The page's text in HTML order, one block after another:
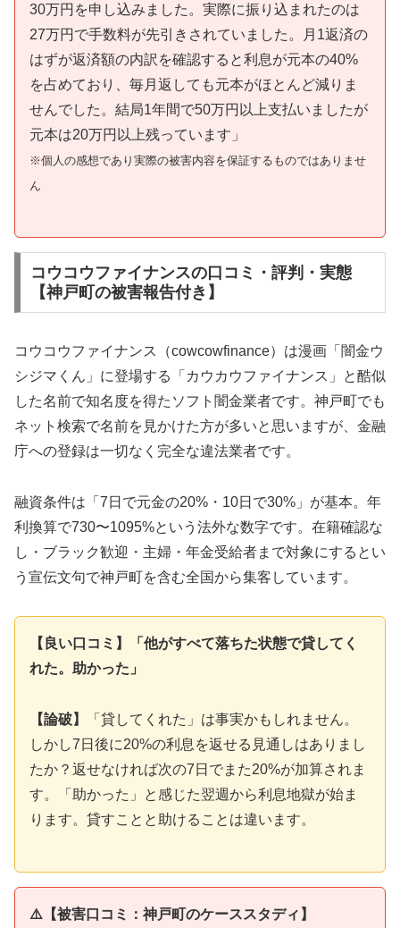
30万円を申し込みました。実際に振り込まれたのは
27万円で手数料が先引きされていました。月1返済の
はずが返済額の内訳を確認すると利息が元本の40%
を占めており、毎月返しても元本がほとんど減りま
せんでした。結局1年間で50万円以上支払いましたが
元本は20万円以上残っています」
※個人の感想であり実際の被害内容を保証するものではありませ
ん
コウコウファイナンスの口コミ・評判・実態
【神戸町の被害報告付き】
コウコウファイナンス（cowcowfinance）は漫画「闇金ウ
シジマくん」に登場する「カウカウファイナンス」と酷似
した名前で知名度を得たソフト闇金業者です。神戸町でも
ネット検索で名前を見かけた方が多いと思いますが、金融
庁への登録は一切なく完全な違法業者です。
融資条件は「7日で元金の20%・10日で30%」が基本。年
利換算で730〜1095%という法外な数字です。在籍確認な
し・ブラック歓迎・主婦・年金受給者まで対象にするとい
う宣伝文句で神戸町を含む全国から集客しています。
【良い口コミ】「他がすべて落ちた状態で貸してく
れた。助かった」
【論破】
「貸してくれた」は事実かもしれません。
しかし7日後に20%の利息を返せる見通しはありまし
たか？返せなければ次の7日でまた20%が加算されま
す。「助かった」と感じた翌週から利息地獄が始ま
ります。貸すことと助けることは違います。
⚠️【被害口コミ：神戸町のケーススタディ】